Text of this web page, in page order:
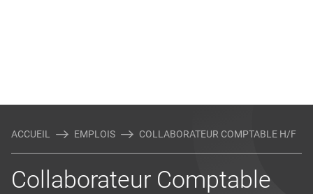
ACCUEIL EMPLOIS COLLABORATEUR COMPTABLE H/F
Collaborateur Comptable